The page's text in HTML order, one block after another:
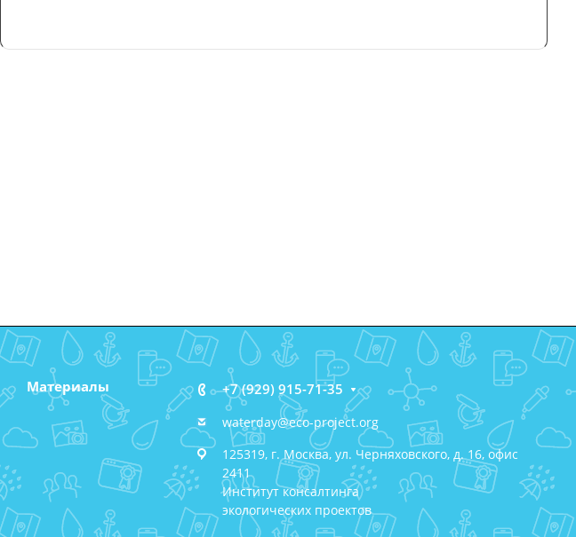
Материалы +7 (929) 915-71-35
waterday@eco-project.org
125319, г. Москва, ул. Черняховского, д. 16, офис
2411
Институт консалтинга
экологических проектов